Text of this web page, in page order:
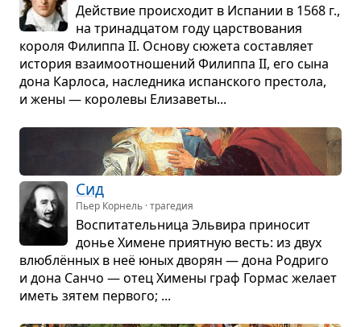
Действие про­ис­хо­дит в Испа­нии в 1568 г.,
на три­на­дца­том году цар­ство­ва­ния
короля Филиппа II. Основу сюжета состав­ляет
исто­рия вза­и­мо­от­но­ше­ний Филиппа II, его сына
дона Кар­лоса, наслед­ника испан­ского пре­стола,
и жены — коро­левы Ели­за­веты...
Сид
Пьер Корнель · трагедия
Вос­пи­та­тель­ница Эль­вира при­но­сит
донье Химене при­ят­ную весть: из двух
влю­блён­ных в неё юных дво­рян — дона Родриго
и дона Санчо — отец Химены граф Гор­мас желает
иметь зятем пер­вого; ...